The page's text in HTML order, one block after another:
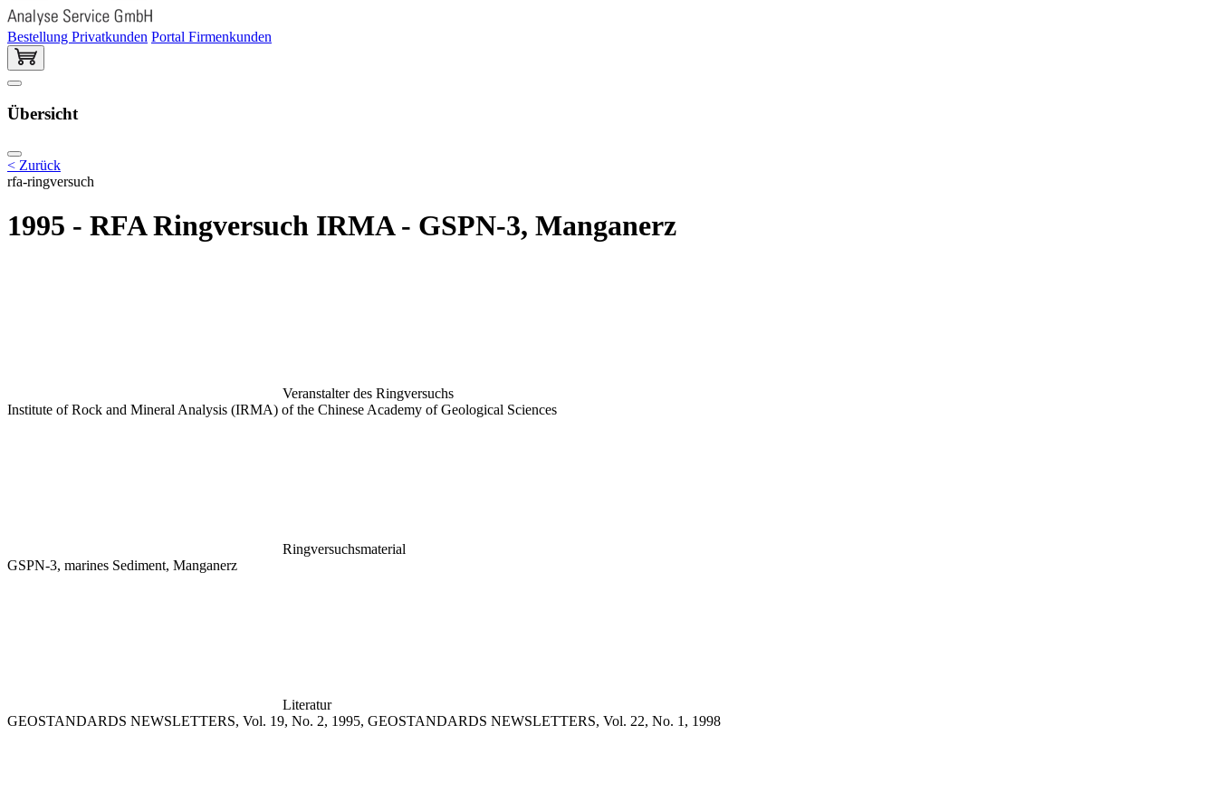
Bestellung Privatkunden Portal Firmenkunden
Übersicht
< Zurück
rfa-ringversuch
1995 - RFA Ringversuch IRMA - GSPN-3, Manganerz
Veranstalter des Ringversuchs
Institute of Rock and Mineral Analysis (IRMA) of the Chinese Academy of Geological Sciences
Ringversuchsmaterial
GSPN-3, marines Sediment, Manganerz
Literatur
GEOSTANDARDS NEWSLETTERS, Vol. 19, No. 2, 1995, GEOSTANDARDS NEWSLETTERS, Vol. 22, No. 1, 1998